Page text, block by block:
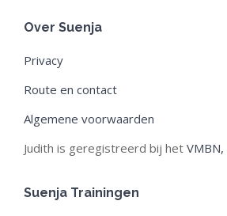
opens
new
window
opens
new
window
opens
window
Over Suenja
Privacy
Route en contact
Algemene voorwaarden
Judith is geregistreerd bij het VMBN,
Suenja Trainingen